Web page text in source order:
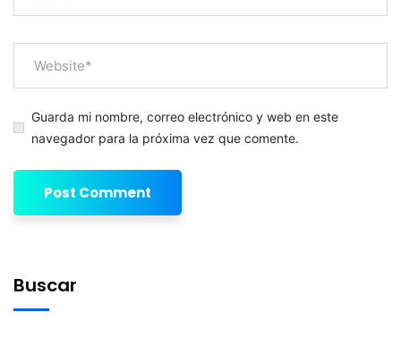
Guarda mi nombre, correo electrónico y web en este
navegador para la próxima vez que comente.
Buscar